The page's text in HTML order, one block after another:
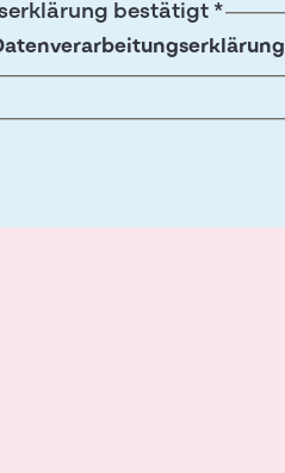
bestätigt *